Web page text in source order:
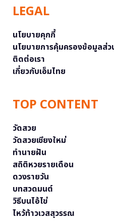
LEGAL
นโยบายคุกกี้
นโยบายการคุ้มครองข้อมูลส่
ติดต่อเรา
เกี่ยวกับเอ็มไทย
TOP CONTENT
วัดสวย
วัดสวยเชียงใหม่
ทำนายฝัน
สถิติหวยรายเดือน
ดวงรายวัน
บทสวดมนต์
วิธีบนไอ้ไข่
ไหว้ท้าวเวสสุวรรณ